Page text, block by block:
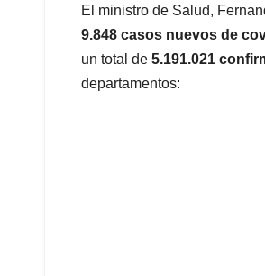
A
p
p
o
o
k
d
I
n
d
s
El ministro de Salud,
9.848 casos nuevos de
un total de 5.191.021
departamentos: